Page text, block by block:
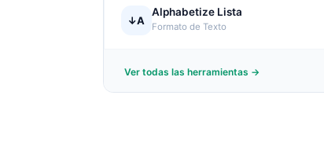
↓A
Alphabetize Lista
Formato de Texto
Ver todas las herramientas →